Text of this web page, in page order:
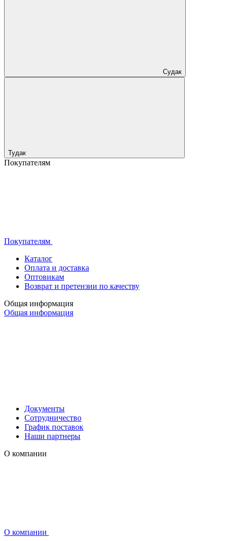
Судак
Тудак
Покупателям
Покупателям
Каталог
Оплата и доставка
Оптовикам
Возврат и претензии по качеству
Общая информация
Общая информация
Документы
Сотрудничество
График поставок
Наши партнеры
О компании
О компании